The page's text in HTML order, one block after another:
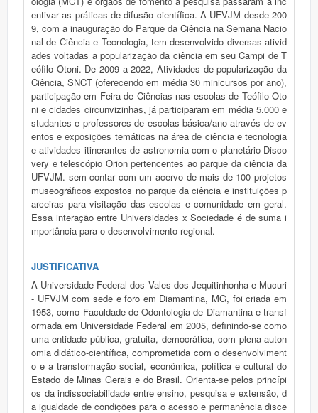
entivar as práticas de difusão científica. A UFVJM desde 200
9, com a inauguração do Parque da Ciência na Semana Nacio
nal de Ciência e Tecnologia, tem desenvolvido diversas ativid
ades voltadas a popularização da ciência em seu Campi de T
eófilo Otoni. De 2009 a 2022, Atividades de popularização da
Ciência, SNCT (oferecendo em média 30 minicursos por ano),
participação em Feira de Ciências nas escolas de Teófilo Oto
ni e cidades circunvizinhas, já participaram em média 5.000 e
studantes e professores de escolas básica/ano através de ev
entos e exposições temáticas na área de ciência e tecnologia
e atividades itinerantes de astronomia com o planetário Disco
very e telescópio Orion pertencentes ao parque da ciência da
UFVJM. sem contar com um acervo de mais de 100 projetos
museográficos expostos no parque da ciência e instituições p
arceiras para visitação das escolas e comunidade em geral.
Essa interação entre Universidades x Sociedade é de suma i
mportância para o desenvolvimento regional.
JUSTIFICATIVA
A Universidade Federal dos Vales dos Jequitinhonha e Mucuri
- UFVJM com sede e foro em Diamantina, MG, foi criada em
1953, como Faculdade de Odontologia de Diamantina e transf
ormada em Universidade Federal em 2005, definindo-se como
uma entidade pública, gratuita, democrática, com plena auton
omia didático-científica, comprometida com o desenvolviment
o e a transformação social, econômica, política e cultural do
Estado de Minas Gerais e do Brasil. Orienta-se pelos princípi
os da indissociabilidade entre ensino, pesquisa e extensão, d
a igualdade de condições para o acesso e permanência disce